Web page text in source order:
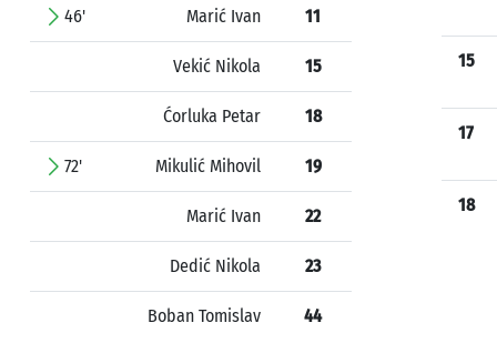
46' Marić Ivan 11
Vekić Nikola 15
Ćorluka Petar 18
72' Mikulić Mihovil 19
Marić Ivan 22
Dedić Nikola 23
Boban Tomislav 44
15
17
18